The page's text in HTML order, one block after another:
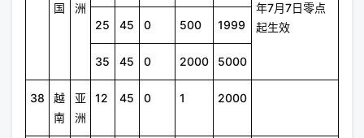
国
洲
年7月7日零点
起生效
25 45 0 500 1999
35 45 0 2000 5000
38
越
南
亚
洲
12 45 0 1 2000